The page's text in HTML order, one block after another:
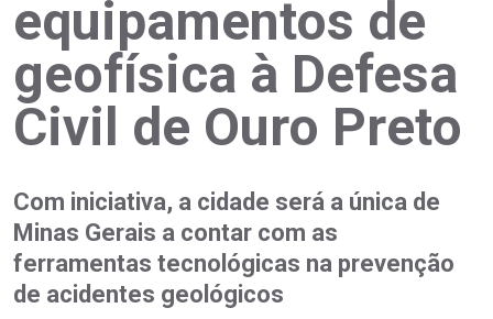
equipamentos de
geofísica à Defesa
Civil de Ouro Preto
Com iniciativa, a cidade será a única de
Minas Gerais a contar com as
ferramentas tecnológicas na prevenção
de acidentes geológicos